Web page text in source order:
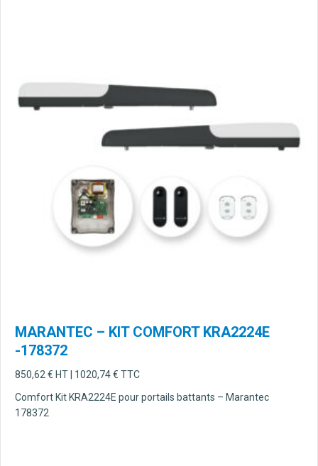
MARANTEC – KIT COMFORT KRA2224E
-178372
850,62 € HT | 1020,74€ TTC
Comfort Kit KRA2224E pour portails battants – Marantec
178372